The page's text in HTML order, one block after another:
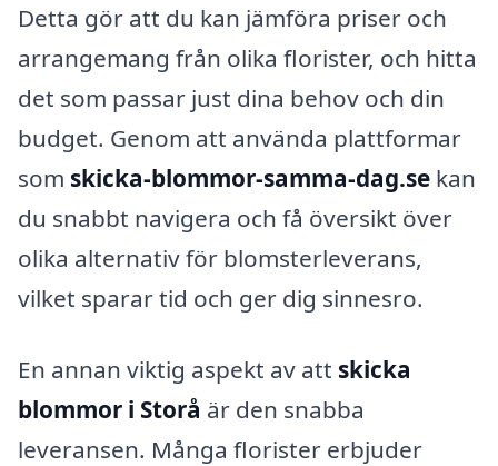
Detta gör att du kan jämföra priser och
arrangemang från olika florister, och hitta
det som passar just dina behov och din
budget. Genom att använda plattformar
som skicka-blommor-samma-dag.se kan
du snabbt navigera och få översikt över
olika alternativ för blomsterleverans,
vilket sparar tid och ger dig sinnesro.
En annan viktig aspekt av att skicka
blommor i Storå är den snabba
leveransen. Många florister erbjuder